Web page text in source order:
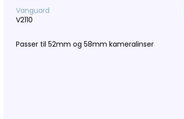
Vanguard
V2110
Passer til 52mm og 58mm kameralinser